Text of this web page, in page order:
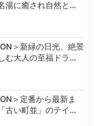
湯に癒され自然と…
＞新緑の日光、絶景
む大人の至福ドラ…
＞定番から最新ま
古い町並」のテイ…